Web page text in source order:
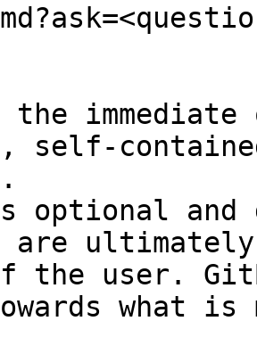
self-
optional and
are
the user.
what